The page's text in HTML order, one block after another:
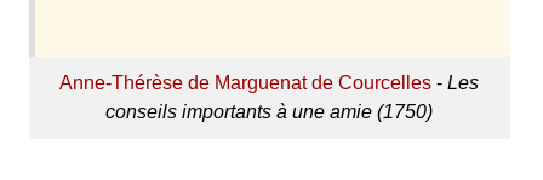
Anne-Thérèse de Marguenat de Courcelles -Les
conseils importants à une amie (1750)